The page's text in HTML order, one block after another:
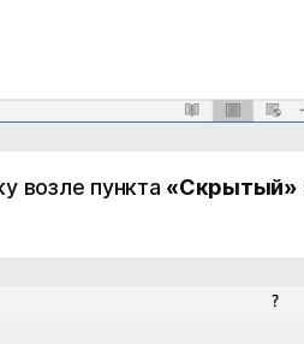
возле пункта «Скрытый»